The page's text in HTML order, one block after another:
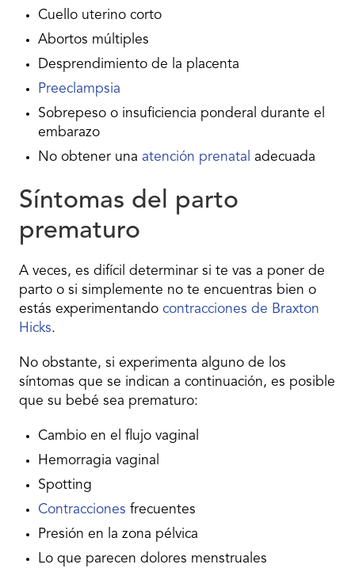
Cuello uterino corto
Abortos múltiples
Desprendimiento de la placenta
Preeclampsia
Sobrepeso o insuficiencia ponderal durante el
embarazo
No obtener una atención prenatal adecuada
Síntomas del parto
prematuro
A veces, es difícil determinar si te vas a poner de
parto o si simplemente no te encuentras bien o
estás experimentando contracciones de Braxton
Hicks.
No obstante, si experimenta alguno de los
síntomas que se indican a continuación, es posible
que su bebé sea prematuro:
Cambio en el flujo vaginal
Hemorragia vaginal
Spotting
Contracciones frecuentes
Presión en la zona pélvica
Lo que parecen dolores menstruales